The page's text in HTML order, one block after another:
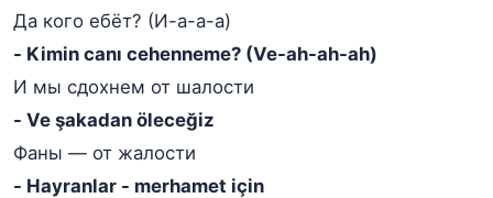
Да кого ебёт? (И-а-а-а)
- Kimin canı cehenneme? (Ve-ah-ah-ah)
И мы сдохнем от шалости
- Ve şakadan öleceğiz
Фаны — от жалости
- Hayranlar - merhamet için